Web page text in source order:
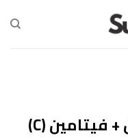
ببتيدات كولاجين نيوسيل + فيتامين (C)